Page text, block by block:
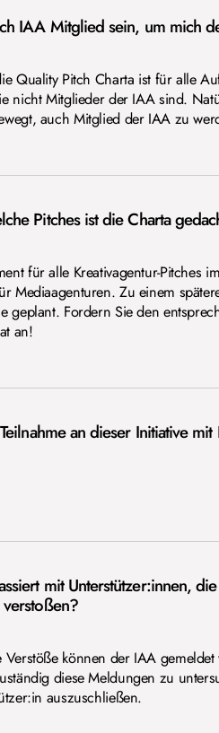
IAA Mitglied sein, um mich
Quality Pitch Charta ist für alle
nicht Mitglieder der IAA sind.
auch Mitglied der IAA zu
Pitches ist die Charta
für alle Kreativagentur-Pitches
Mediaagenturen. Zu einem
geplant. Fordern Sie den
an!
an dieser Initiative
mit Unterstützer:innen,
Verstöße können der IAA
diese Meldungen zu
auszuschließen.